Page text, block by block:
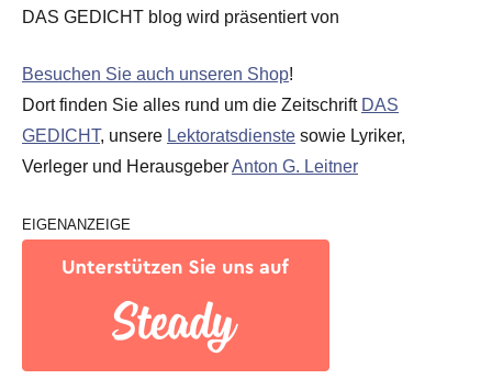
DAS GEDICHT blog wird präsentiert von
Besuchen Sie auch unseren Shop!
Dort finden Sie alles rund um die Zeitschrift DAS
GEDICHT, unsere Lektoratsdienste sowie Lyriker,
Verleger und HerausgeberAnton G. Leitner
EIGENANZEIGE